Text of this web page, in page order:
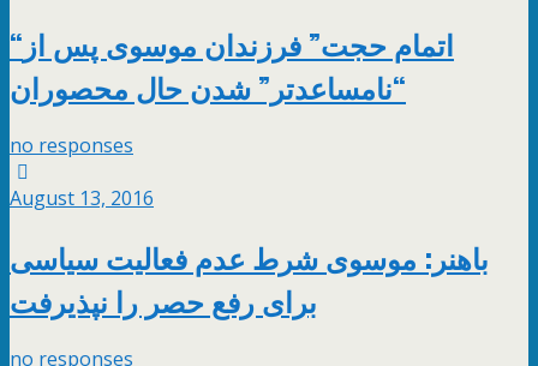
“اتمام حجت” فرزندان موسوی پس از
“نامساعدتر” شدن حال محصوران
no responses
August 13, 2016
باهنر: موسوی شرط عدم فعالیت سیاسی
برای رفع حصر را نپذیرفت
no responses